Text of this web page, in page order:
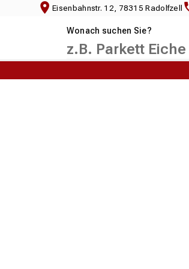
Eisenbahnstr. 12, 78315 Radolfzell
Wonach suchen Sie?